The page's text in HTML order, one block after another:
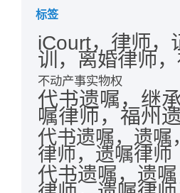
标签
iCourt，律师，
训，离婚律师
不动产事实物权
代书遗嘱，继
嘱律师，福州
代书遗嘱，遗嘱
律师，遗嘱律师
代书遗嘱，遗